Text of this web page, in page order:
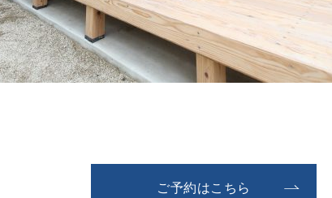
ご予約はこちら